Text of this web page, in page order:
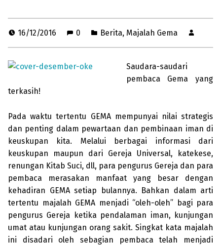
16/12/2016 0 Berita, Majalah Gema
Saudara-saudari
pembaca Gema yang
terkasih!
Pada waktu tertentu GEMA mempunyai nilai strategis
dan penting dalam pewartaan dan pembinaan iman di
keuskupan kita. Melalui berbagai informasi dari
keuskupan maupun dari Gereja Universal, katekese,
renungan Kitab Suci, dll, para pengurus Gereja dan para
pembaca merasakan manfaat yang besar dengan
kehadiran GEMA setiap bulannya. Bahkan dalam arti
tertentu majalah GEMA menjadi “oleh-oleh” bagi para
pengurus Gereja ketika pendalaman iman, kunjungan
umat atau kunjungan orang sakit. Singkat kata majalah
ini disadari oleh sebagian pembaca telah menjadi